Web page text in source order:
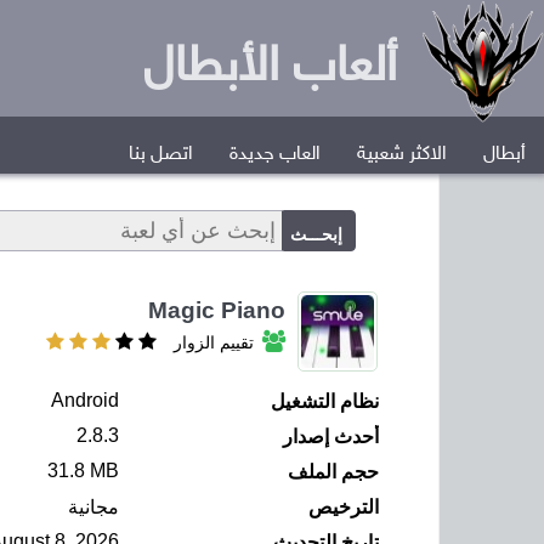
ألعاب الأبطال
أبطال الاكثر شعبية العاب جديدة اتصل بنا
Magic Piano
تقييم الزوار
نظام التشغيل
Android
أحدث إصدار
2.8.3
حجم الملف
31.8 MB
الترخيص
مجانية